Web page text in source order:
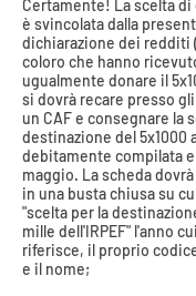
Certamente! La scelta di
è svincolata dalla
dichiarazione dei redditi
coloro che hanno
ugualmente donare il
si dovrà recare presso
un CAF e consegnare la
destinazione del 5x1000
debitamente compilata
maggio. La scheda
in una busta chiusa su
"scelta per la
mille dell'IRPEF" l'anno
riferisce, il proprio
e il nome;